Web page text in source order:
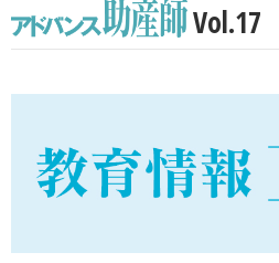
Vol.17